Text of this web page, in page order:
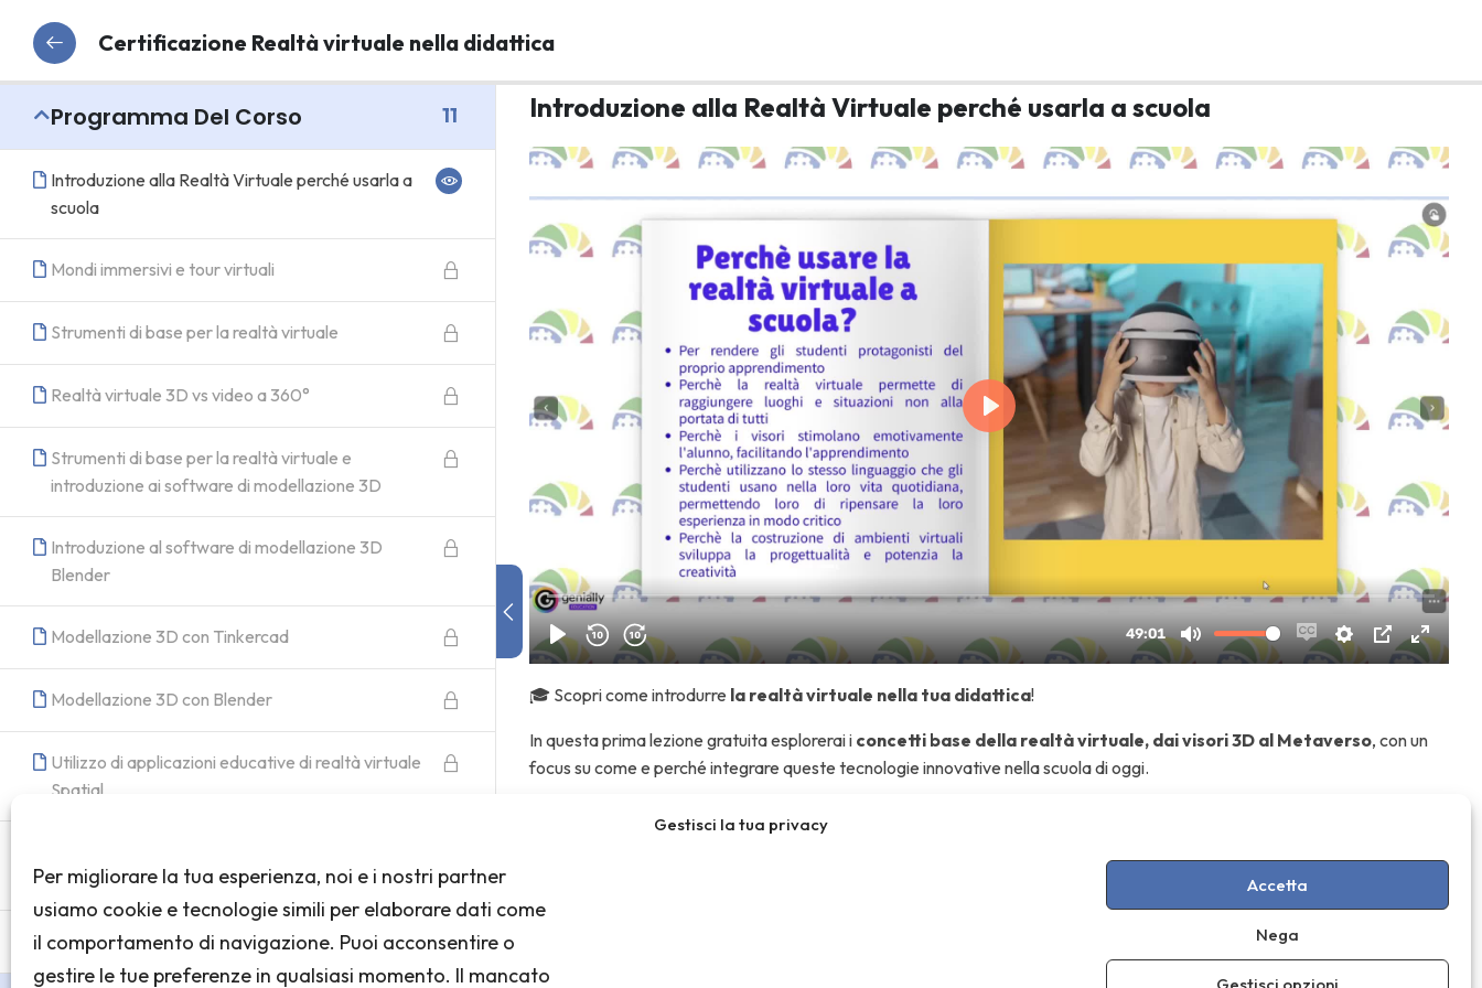
Gestisci la tua privacy
Per migliorare la tua esperienza, noi e i nostri partner
usiamo cookie e tecnologie simili per elaborare dati come
il comportamento di navigazione. Puoi acconsentire o
gestire le tue preferenze in qualsiasi momento. Il mancato
Accetta
Nega
Gestisci opzioni
Programma Del Corso 11
Introduzione alla Realtà Virtuale perché usarla a
scuola
Mondi immersivi e tour virtuali
Strumenti di base per la realtà virtuale
Realtà virtuale 3D vs video a 360°
Strumenti di base per la realtà virtuale e
introduzione ai software di modellazione 3D
Introduzione al software di modellazione 3D
Blender
Modellazione 3D con Tinkercad
Modellazione 3D con Blender
Utilizzo di applicazioni educative di realtà virtuale
Spatial
Frame.io
Creazione di un progetto VR per la classe
Certificazione Realtà virtuale nella didattica
Introduzione alla Realtà Virtuale perché usarla a scuola
🎓 Scopri come introdurre la realtà virtuale nella tua didattica!
In questa prima lezione gratuita esplorerai i concetti base della realtà virtuale, dai visori 3D al Metaverso, con un
focus su come e perché integrare queste tecnologie innovative nella scuola di oggi.
per l’aggiornamento professionale dei docenti.